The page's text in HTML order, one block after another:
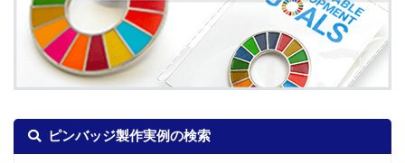
ピンバッジ製作実例の検索